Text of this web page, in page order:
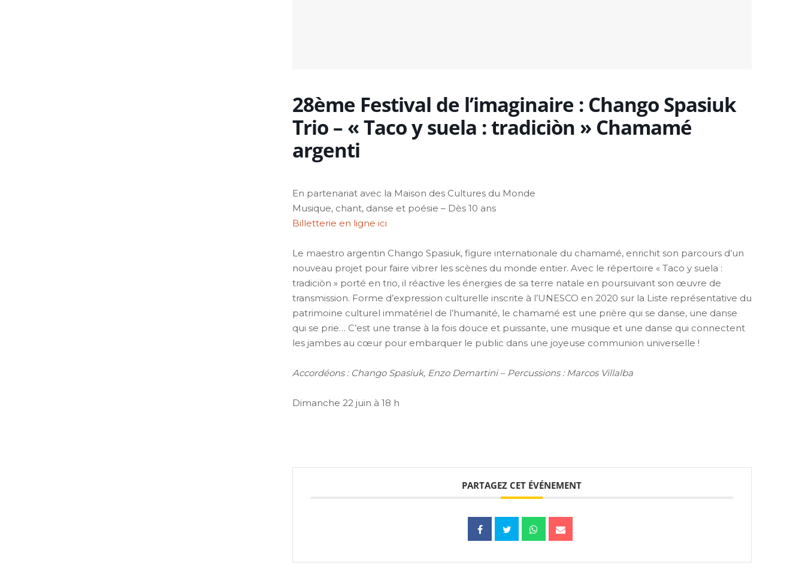
28ème Festival de l’imaginaire : Chango Spasiuk
Trio – « Taco y suela : tradiciòn » Chamamé
argenti
En partenariat avec la Maison des Cultures du Monde
Musique, chant, danse et poésie – Dès 10 ans
Billetterie en ligne ici
Le maestro argentin Chango Spasiuk, figure internationale du chamamé, enrichit son parcours d’un
nouveau projet pour faire vibrer les scènes du monde entier. Avec le répertoire « Taco y suela :
tradiciòn » porté en trio, il réactive les énergies de sa terre natale en poursuivant son œuvre de
transmission. Forme d’expression culturelle inscrite à l’UNESCO en 2020 sur la Liste représentative du
patrimoine culturel immatériel de l’humanité, le chamamé est une prière qui se danse, une danse
qui se prie… C’est une transe à la fois douce et puissante, une musique et une danse qui connectent
les jambes au cœur pour embarquer le public dans une joyeuse communion universelle !
Accordéons : Chango Spasiuk, Enzo Demartini – Percussions : Marcos Villalba
Dimanche 22 juin à 18 h
PARTAGEZ CET ÉVÉNEMENT